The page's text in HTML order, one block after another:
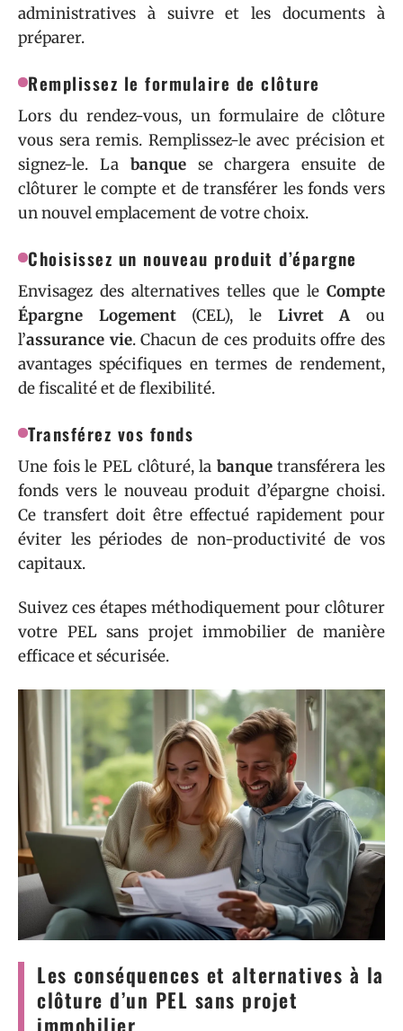
administratives à suivre et les documents à
préparer.
Remplissez le formulaire de clôture
Lors du rendez-vous, un formulaire de clôture
vous sera remis. Remplissez-le avec précision et
signez-le. La banquese chargera ensuite de
clôturer le compte et de transférer les fonds vers
un nouvel emplacement de votre choix.
Choisissez un nouveau produit d’épargne
Envisagez des alternatives telles que le Compte
Épargne Logement(CEL), le Livret Aou
l’assurance vie. Chacun de ces produits offre des
avantages spécifiques en termes de rendement,
de fiscalité et de flexibilité.
Transférez vos fonds
Une fois le PEL clôturé, la banquetransférera les
fonds vers le nouveau produit d’épargne choisi.
Ce transfert doit être effectué rapidement pour
éviter les périodes de non-productivité de vos
capitaux.
Suivez ces étapes méthodiquement pour clôturer
votre PEL sans projet immobilier de manière
efficace et sécurisée.
Les conséquences et alternatives à la
clôture d’un PEL sans projet
immobilier